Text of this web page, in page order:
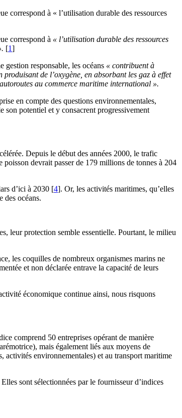
correspond à « l’utilisation durable des ressources
correspond à « l’utilisation durable des ressources
[1]
responsable, les océans « contribuent à
de l’oxygène, en absorbant les gaz à effet
au commerce maritime international ».
en compte des questions environnementales,
son potentiel et y consacrent progressivement
Depuis le début des années 2000, le trafic
devrait passer de 179 millions de tonnes à 204
d’ici à 2030 [4]. Or, les activités maritimes, qu’elles
des océans.
leur protection semble essentielle. Pourtant, le milieu
les coquilles de nombreux organismes marins ne
et non déclarée entrave la capacité de leurs
économique continue ainsi, nous risquons
comprend 50 entreprises opérant de manière
mais également liés aux moyens de
activités environnementales) et au transport maritime
sont sélectionnées par le fournisseur d’indices